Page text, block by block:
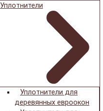
Уплотнители
Уплотнители для
деревянных евроокон